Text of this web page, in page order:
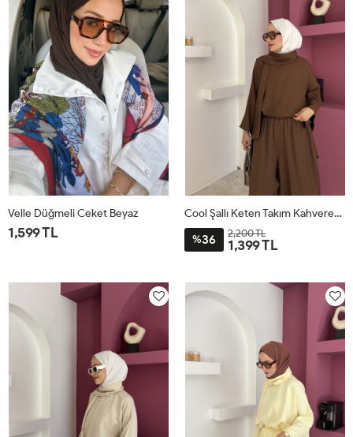
Velle Düğmeli Ceket Beyaz
1,599 TL
Cool Şallı Keten Takım Kahverengi
%36 2,200 TL
1,399 TL